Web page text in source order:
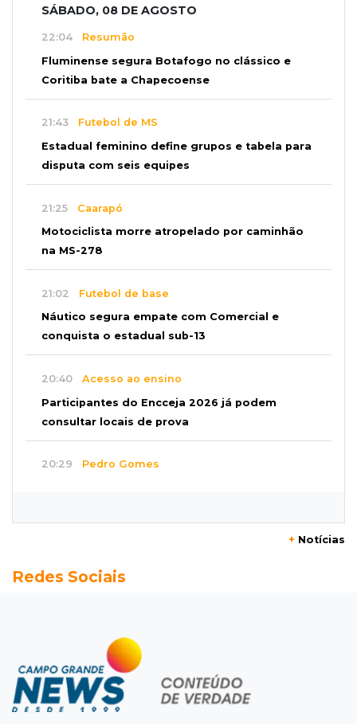
SÁBADO, 08 DE AGOSTO
22:04 Resumão
Fluminense segura Botafogo no clássico e
Coritiba bate a Chapecoense
21:43 Futebol de MS
Estadual feminino define grupos e tabela para
disputa com seis equipes
21:25 Caarapó
Motociclista morre atropelado por caminhão
na MS-278
21:02 Futebol de base
Náutico segura empate com Comercial e
conquista o estadual sub-13
20:40 Acesso ao ensino
Participantes do Encceja 2026 já podem
consultar locais de prova
20:29 Pedro Gomes
Pantanal treina em Goiânia antes de jogo que
Campeonato Brasileiro
Remo busca empate com Atlético-MG e segue
na zona de rebaixamento
+ Notícias
Redes Sociais